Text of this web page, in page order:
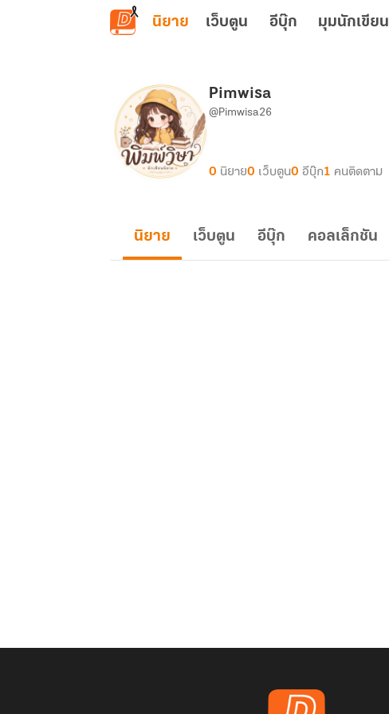
ข้ามไปยังเนื้อหาหลัก
นิยาย เว็บตูน อีบุ๊ก มุมนักเขียน
Pimwisa
@Pimwisa26
0 นิยาย0 เว็บตูน0 อีบุ๊ก1 คนติดตาม
นิยาย เว็บตูน อีบุ๊ก คอลเล็กชัน